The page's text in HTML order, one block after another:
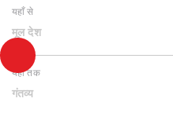
यहाँ से
मूल देश
यहाँ तक
गंतव्य